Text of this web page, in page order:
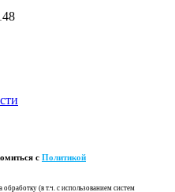
с Политикой
(в т.ч. с использованием систем